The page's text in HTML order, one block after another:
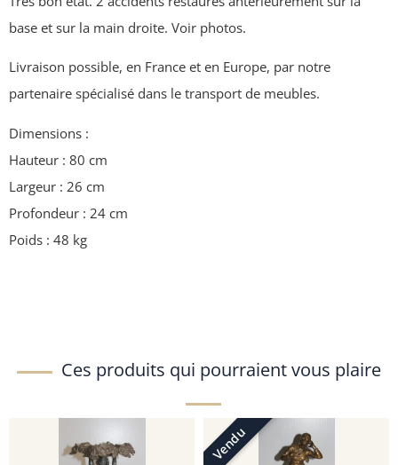
base et sur la main droite. Voir photos.
Livraison possible, en France et en Europe, par notre
partenaire spécialisé dans le transport de meubles.
Dimensions :
Hauteur : 80 cm
Largeur : 26 cm
Profondeur : 24 cm
Poids : 48 kg
Ces produits qui pourraient vous plaire
Vendu